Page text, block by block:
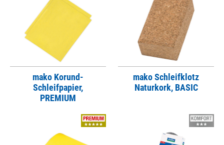
mako Korund-
Schleifpapier,
PREMIUM
mako Schleifklotz
Naturkork, BASIC